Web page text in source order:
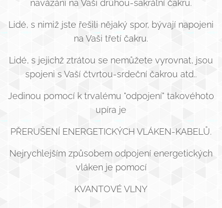
navázáni na Vaši druhou-sakrální čakru.
Lidé, s nimiž jste řešili nějaký spor, bývají napojeni
na Vaši třetí čakru.
Lidé, s jejichž ztrátou se nemůžete vyrovnat, jsou
spojeni s Vaší čtvrtou-srdeční čakrou atd..
Jedinou pomocí k trvalému "odpojení" takovéhoto
upíra je
PŘERUŠENÍ ENERGETICKÝCH VLÁKEN-KABELŮ.
Nejrychlejším způsobem odpojení energetických
vláken je pomocí
KVANTOVÉ VLNY